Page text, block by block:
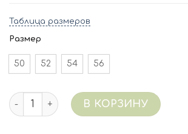
Таблица размеров
Размер
50 52 54 56
Количество 5282/127 (серо-голубой)
В КОРЗИНУ